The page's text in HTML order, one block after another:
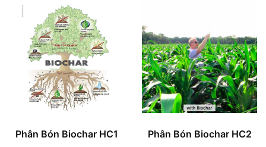
Phân Bón Biochar HC1
Phân Bón Biochar HC2